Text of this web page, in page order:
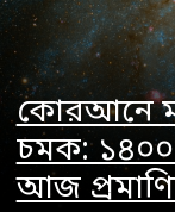
কোরআনে
চমক:
আজ